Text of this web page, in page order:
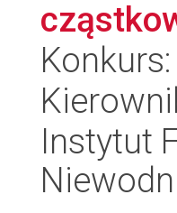
Konkurs:
Instytut